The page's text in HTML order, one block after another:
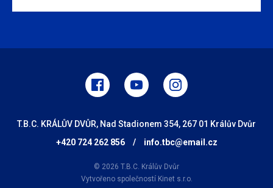
T.B.C. KRÁLŮV DVŮR, Nad Stadionem 354, 267 01 Králův Dvůr
+420 724 262 856
/ info.tbc@email.cz
© 2026 T.B.C. Králův Dvůr
Vytvořeno společností Kinet s.r.o.